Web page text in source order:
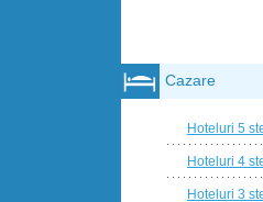
Cazare
Hoteluri 5
Hoteluri 4
Hoteluri 3